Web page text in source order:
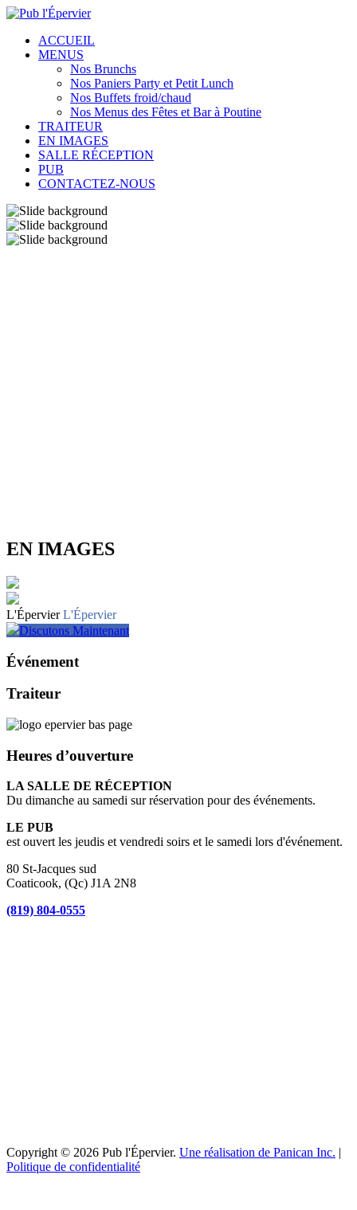
ACCUEIL
MENUS
Nos Brunchs
Nos Paniers Party et Petit Lunch
Nos Buffets froid/chaud
Nos Menus des Fêtes et Bar à Poutine
TRAITEUR
EN IMAGES
SALLE RÉCEPTION
PUB
CONTACTEZ-NOUS
EN IMAGES
L'Épervier L'Épervier
Discutons Maintenant
Événement
Traiteur
Heures d’ouverture
LA SALLE DE RÉCEPTION
Du dimanche au samedi sur réservation pour des événements.
LE PUB
est ouvert les jeudis et vendredi soirs et le samedi lors d'événement.
80 St-Jacques sud
Coaticook, (Qc) J1A 2N8
(819) 804-0555
Copyright © 2026 Pub l'Épervier. Une réalisation de Panican Inc. |
Politique de confidentialité